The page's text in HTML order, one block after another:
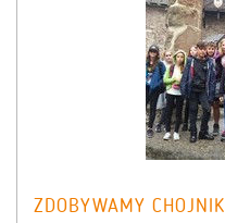
ZDOBYWAMY CHOJNIK